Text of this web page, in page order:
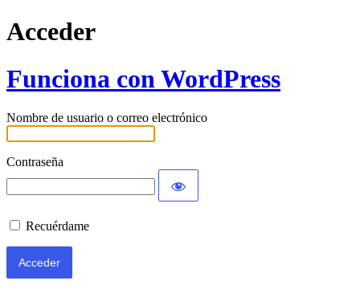
Acceder
Funciona con WordPress
Nombre de usuario o correo electrónico
Contraseña
Recuérdame